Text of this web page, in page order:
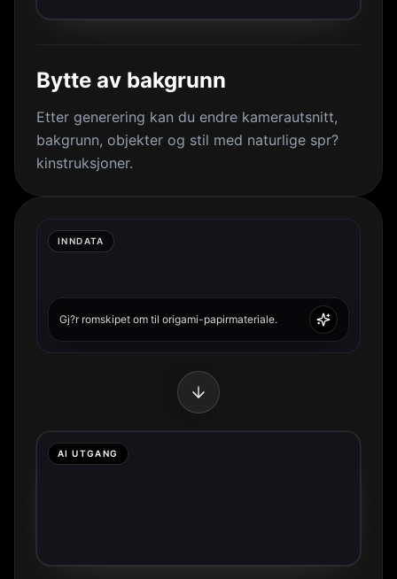
Bytte av bakgrunn
Etter generering kan du endre kamerautsnitt,
bakgrunn, objekter og stil med naturlige spr?
kinstruksjoner.
INNDATA
Gj?r romskipet om til origami-papirmateriale.
AI UTGANG